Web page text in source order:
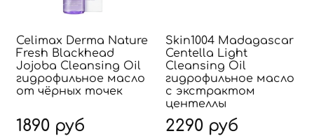
Celimax Derma Nature
Fresh Blackhead
Jojoba Cleansing Oil
гидрофильное масло
от чёрных точек
1890 руб
Skin1004 Madagascar
Centella Light
Cleansing Oil
гидрофильное масло
с экстрактом
центеллы
2290 руб